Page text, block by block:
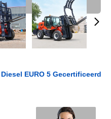
EURO 5 Gecertificeerd